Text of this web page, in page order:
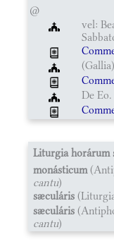
@
vel:
De Eo.
Liturgia horárum
monásticum
cantu)
sæculáris
sæculáris
cantu)